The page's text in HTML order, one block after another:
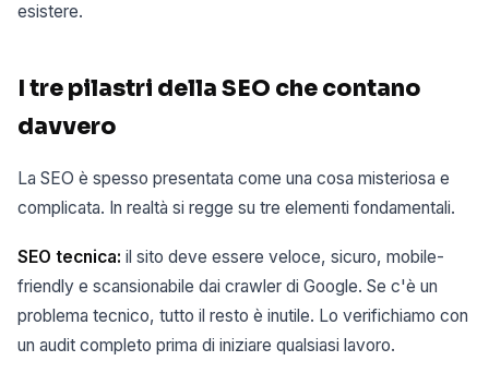
esistere.
I tre pilastri della SEO che contano
davvero
La SEO è spesso presentata come una cosa misteriosa e
complicata. In realtà si regge su tre elementi fondamentali.
SEO tecnica: il sito deve essere veloce, sicuro, mobile-
friendly e scansionabile dai crawler di Google. Se c'è un
problema tecnico, tutto il resto è inutile. Lo verifichiamo con
un audit completo prima di iniziare qualsiasi lavoro.